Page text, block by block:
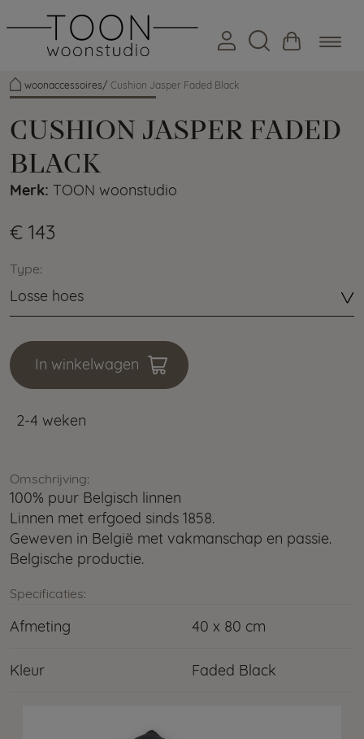
woonaccessoires Cushion Jasper Faded Black
CUSHION JASPER FADED
BLACK
Merk: TOON woonstudio
€ 143
Type:
Losse hoes
In winkelwagen
2-4 weken
Omschrijving:
100% puur Belgisch linnen
Linnen met erfgoed sinds 1858.
Geweven in België met vakmanschap en passie.
Belgische productie.
Specificaties:
Afmeting 40 x 80 cm
Kleur Faded Black